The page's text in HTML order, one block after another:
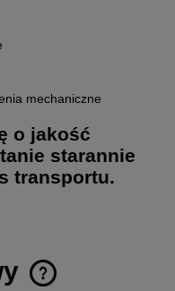
mechaniczne
o jakość
starannie
transportu.
płatności